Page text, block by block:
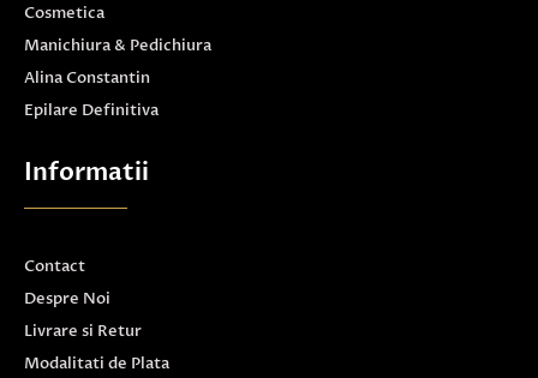
Cosmetica
Manichiura & Pedichiura
Alina Constantin
Epilare Definitiva
Informatii
Contact
Despre Noi
Livrare si Retur
Modalitati de Plata